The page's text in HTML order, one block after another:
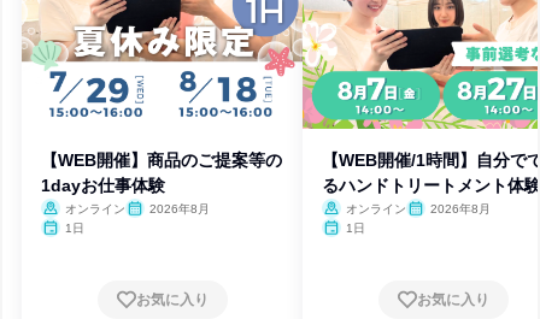
【WEB開催】商品のご提案等の
1dayお仕事体験
オンライン
2026年8月
1日
お気に入り
【WEB開催/1時間】自分で
るハンドトリートメント体験
オンライン
2026年8月
1日
お気に入り